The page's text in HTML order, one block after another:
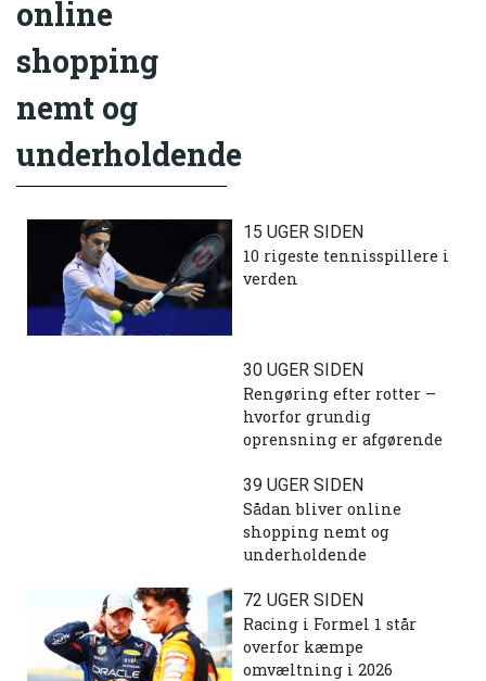
online
shopping
nemt og
underholdende
15 UGER SIDEN
10 rigeste tennisspillere i
verden
30 UGER SIDEN
Rengøring efter rotter –
hvorfor grundig
oprensning er afgørende
39 UGER SIDEN
Sådan bliver online
shopping nemt og
underholdende
72 UGER SIDEN
Racing i Formel 1 står
overfor kæmpe
omvæltning i 2026